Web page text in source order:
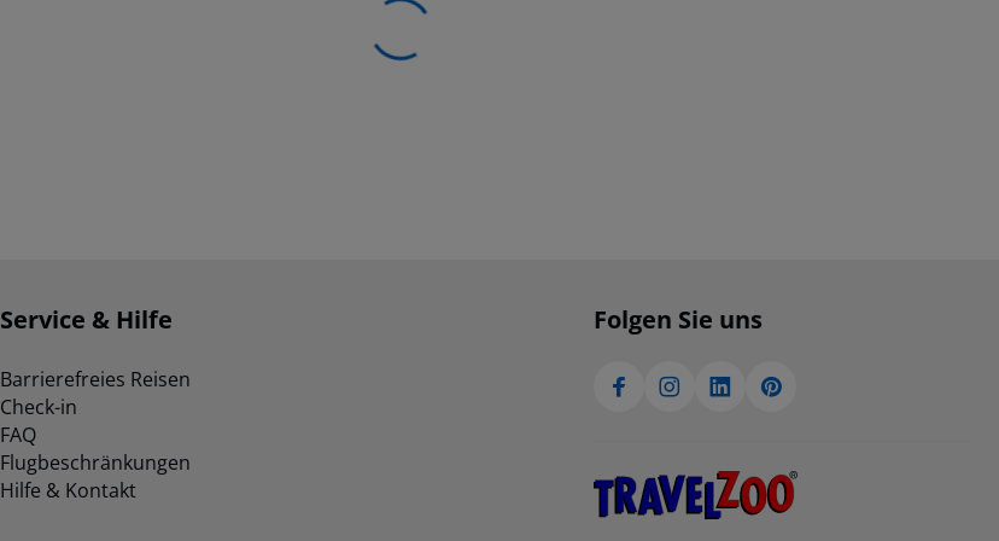
Service & Hilfe
Barrierefreies Reisen
Check-in
FAQ
Flugbeschränkungen
Hilfe & Kontakt
Folgen Sie uns